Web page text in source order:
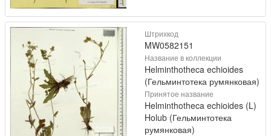
Штрихкод
MW0582151
Название в коллекции
Helminthotheca echioides
(Гельминтотека румянковая)
Принятое название
Helminthotheca echioides (L)
Holub (Гельминтотека
румянковая)